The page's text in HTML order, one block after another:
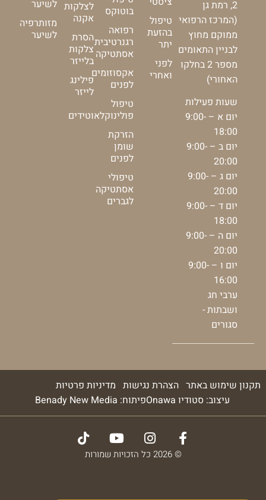
2, רמת גן
(המרכז הרפואי
ממוקם מחוץ
לבניין התאומים
מספר 2 בחלקו
האחורי)
שעות פעילות
יום א – 9:00-
18:00
יום ב – 9:00-
20:00
יום ג – 9:00-
20:00
יום ד – 9:00-
18:00
יום ה – 9:00-
20:00
יום ו – 9:00-
16:00
ערבי חג
ושבתות -
סגורים
טיפול
בהזעת
יתר
לפני
ואחרי
בוטוקס
רפואה
רגנרטיבית
אסתטיקה
אקסוזומים
לפנים
טיפול
פולינוקלאוטידים
הזרקת
שומן
לפנים
טיפולי
אסתטיקה
לגברים
לצלקות
אקנה
הסרת
צלקות
בלייזר
פילינג
לייזר
לשיער
מזותרפיה
לשיער
תקנון שימוש באתר הצהרת נגישות מדיניות פרטיות
עיצוב: סטודיו Onawa
פיתוח: Benady New Media
© 2026 כל הזכויות שמורות